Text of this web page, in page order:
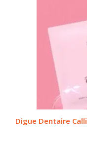
Digue Dentaire